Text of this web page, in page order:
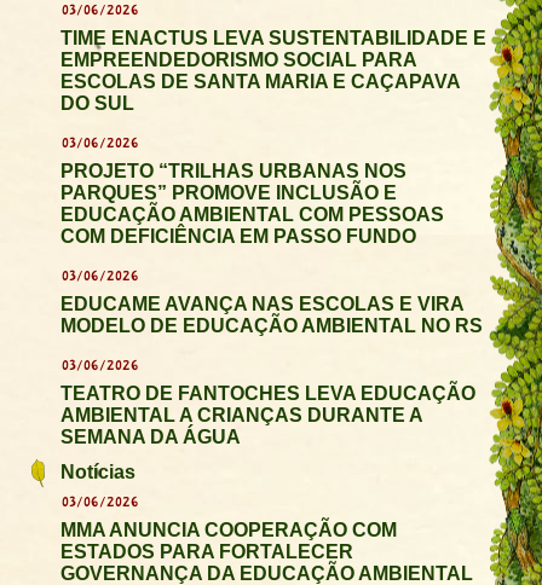
03/06/2026
TIME ENACTUS LEVA SUSTENTABILIDADE E
EMPREENDEDORISMO SOCIAL PARA
ESCOLAS DE SANTA MARIA E CAÇAPAVA
DO SUL
03/06/2026
PROJETO “TRILHAS URBANAS NOS
PARQUES” PROMOVE INCLUSÃO E
EDUCAÇÃO AMBIENTAL COM PESSOAS
COM DEFICIÊNCIA EM PASSO FUNDO
03/06/2026
EDUCAME AVANÇA NAS ESCOLAS E VIRA
MODELO DE EDUCAÇÃO AMBIENTAL NO RS
03/06/2026
TEATRO DE FANTOCHES LEVA EDUCAÇÃO
AMBIENTAL A CRIANÇAS DURANTE A
SEMANA DA ÁGUA
Notícias
03/06/2026
MMA ANUNCIA COOPERAÇÃO COM
ESTADOS PARA FORTALECER
GOVERNANÇA DA EDUCAÇÃO AMBIENTAL